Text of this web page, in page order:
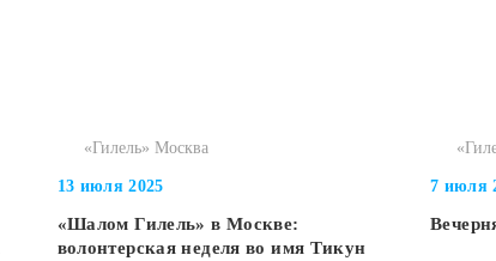
«Гилель» Москва
13 июля 2025
«Шалом Гилель» в Москве:
волонтерская неделя во имя Тикун
7 июля